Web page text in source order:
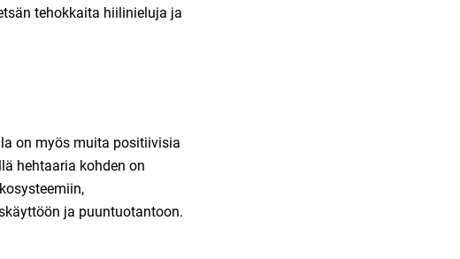
tehokkaita hiilinieluja ja
on myös muita positiivisia
hehtaaria kohden on
ja puuntuotantoon.